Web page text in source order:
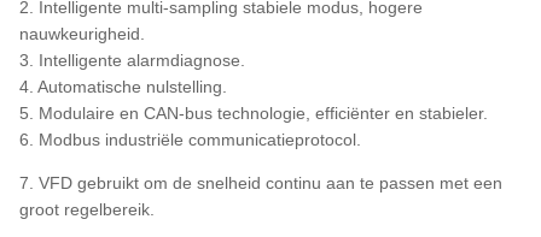
2. Intelligente multi-sampling stabiele modus, hogere
nauwkeurigheid.
3. Intelligente alarmdiagnose.
4. Automatische nulstelling.
5. Modulaire en CAN-bus technologie, efficiënter en stabieler.
6. Modbus industriële communicatieprotocol.
7. VFD gebruikt om de snelheid continu aan te passen met een
groot regelbereik.